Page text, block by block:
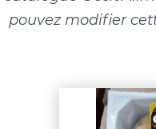
pouvez modifier